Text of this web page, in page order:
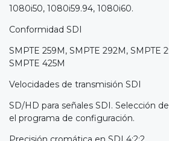
1080i50, 1080i59.94, 1080i60.
Conformidad SDI
SMPTE 259M, SMPTE 292M, SMPTE
SMPTE 425M
Velocidades de transmisión SDI
SD/HD para señales SDI. Selección
el programa de configuración.